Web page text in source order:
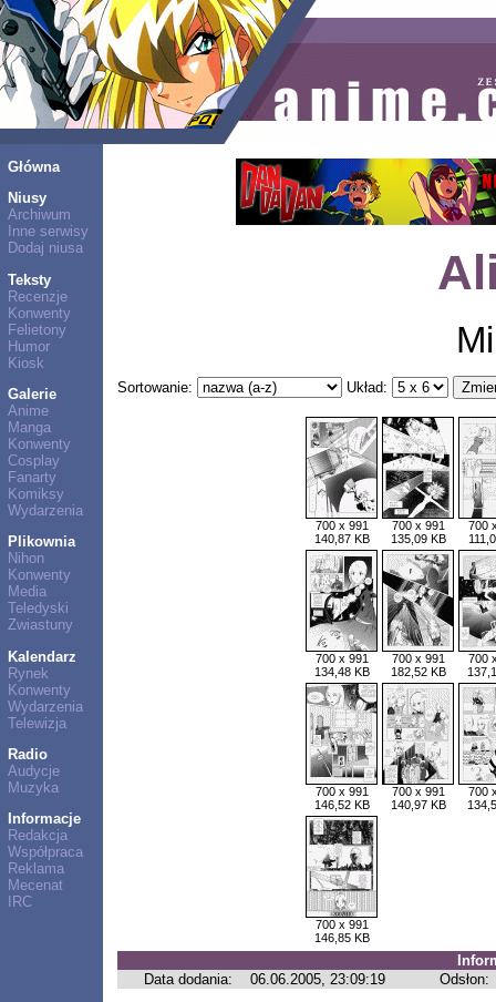
Główna
Niusy
Archiwum
Inne serwisy
Dodaj niusa
Teksty
Recenzje
Konwenty
Felietony
Humor
Kiosk
Galerie
Anime
Manga
Konwenty
Cosplay
Fanarty
Komiksy
Wydarzenia
Plikownia
Nihon
Konwenty
Media
Teledyski
Zwiastuny
Kalendarz
Rynek
Konwenty
Wydarzenia
Telewizja
Radio
Audycje
Muzyka
Informacje
Redakcja
Współpraca
Reklama
Mecenat
IRC
Sortowanie: Układ:
700 x 991
140,87 KB
700 x 991
135,09 KB
700
700 x 991
134,48 KB
700 x 991
182,52 KB
700
700 x 991
146,52 KB
700 x 991
140,97 KB
700
700 x 991
146,85 KB
Data dodania:
06.06.2005, 23:09:19 Odsłon: